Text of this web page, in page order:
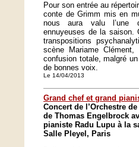
Pour son entrée au
conte de Grimm mis en
nous aura valu l’une
ennuyeuses de la saison.
transpositions
scène Mariame
confusion totale, malgré
de bonnes voix.
Le 14/04/2013
Grand chef et grand
Concert de l’Orchestre
de Thomas Engelbrock
pianiste Radu Lupu à la
Salle Pleyel, Paris